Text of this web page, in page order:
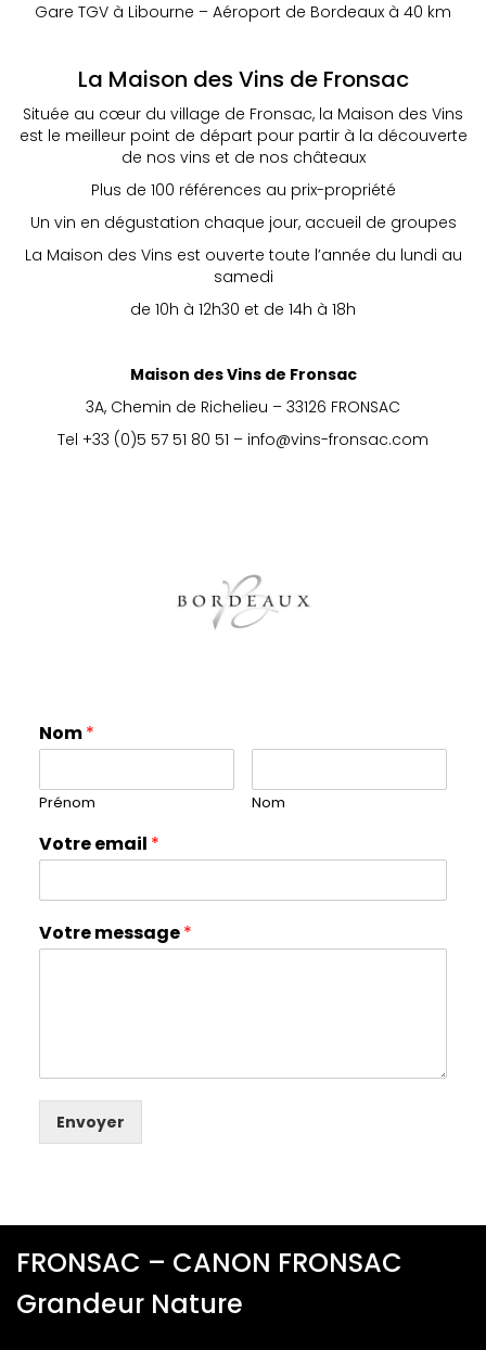
Gare TGV à Libourne – Aéroport de Bordeaux à 40 km
La Maison des Vins de Fronsac
Située au cœur du village de Fronsac, la Maison des Vins
est le meilleur point de départ pour partir à la découverte
de nos vins et de nos châteaux
Plus de 100 références au prix-propriété
Un vin en dégustation chaque jour, accueil de groupes
La Maison des Vins est ouverte toute l’année du lundi au
samedi
de 10h à 12h30 et de 14h à 18h
Maison des Vins de Fronsac
3A, Chemin de Richelieu – 33126 FRONSAC
Tel +33 (0)5 57 51 80 51 – info@vins-fronsac.com
Nom*
Prénom Nom
Votre email *
Votre message*
Envoyer
FRONSAC – CANON FRONSAC
Grandeur Nature